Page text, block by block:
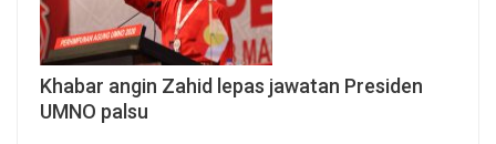
Khabar angin Zahid lepas jawatan Presiden
UMNO palsu